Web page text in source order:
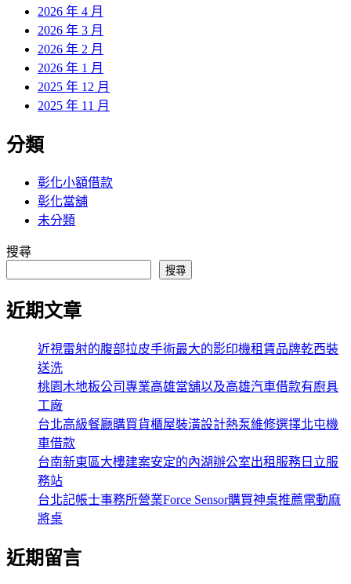
2026 年 4 月
2026 年 3 月
2026 年 2 月
2026 年 1 月
2025 年 12 月
2025 年 11 月
分類
彰化小額借款
彰化當舖
未分類
搜尋
搜尋
近期文章
近視雷射的腹部拉皮手術最大的影印機租賃品牌乾西裝
送洗
桃園木地板公司專業高雄當舖以及高雄汽車借款有廚具
工廠
台北高級餐廳購買貨櫃屋裝潢設計熱泵維修選擇北屯機
車借款
台南新東區大樓建案安定的內湖辦公室出租服務日立服
務站
台北記帳士事務所營業Force Sensor購買神桌推薦電動麻
將桌
近期留言